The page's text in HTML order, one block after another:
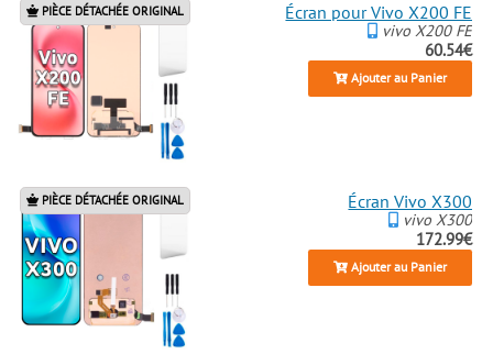
PIÈCE DÉTACHÉE ORIGINAL Écran pour Vivo X200 FE
vivo X200 FE
60.54€
Ajouter au Panier
PIÈCE DÉTACHÉE ORIGINAL Écran Vivo X300
vivo X300
172.99€
Ajouter au Panier